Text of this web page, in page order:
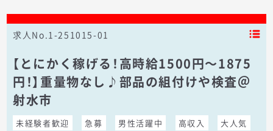
求人No.1-251015-01
【とにかく稼げる！高時給1500円～1875
円！】重量物なし♪部品の組付けや検査＠
射水市
未経験者歓迎 急募 男性活躍中 高収入 大人気